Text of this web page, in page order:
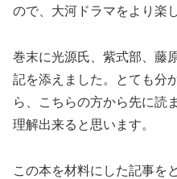
ので、大河ドラマをより楽
巻末に光源氏、紫式部、藤
記を添えました。とても分
ら、こちらの方から先に読
理解出来ると思います。
この本を材料にした記事を